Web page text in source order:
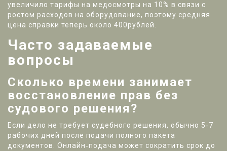
увеличило тарифы на медосмотры на 10% в связи с
ростом расходов на оборудование, поэтому средняя
цена справки теперь около 400рублей.
Часто задаваемые
вопросы
Сколько времени занимает
восстановление прав без
судового решения?
Если дело не требует судебного решения, обычно 5‑7
рабочих дней после подачи полного пакета
документов. Онлайн‑подача может сократить срок до